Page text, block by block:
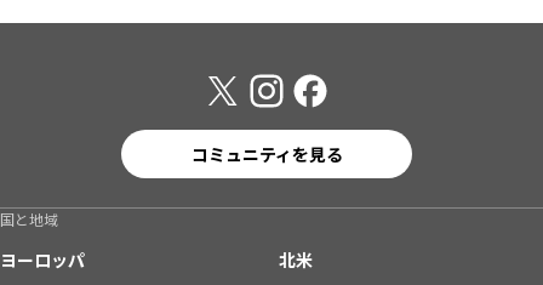
コミュニティを見る
国と地域
ヨーロッパ
北米